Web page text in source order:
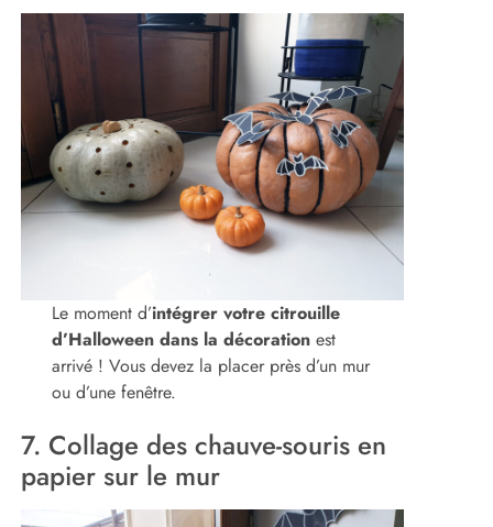
Le moment d’intégrer votre citrouille
d’Halloween dans la décorationest
arrivé ! Vous devez la placer près d’un mur
ou d’une fenêtre.
7. Collage des chauve-souris en
papier sur le mur